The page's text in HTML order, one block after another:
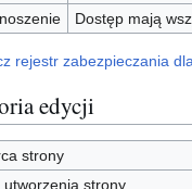
Dostęp mają
rejestr zabezpieczania
edycji
strony
utworzenia strony